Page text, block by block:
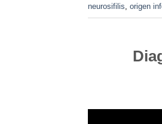
neurosifilis, origen